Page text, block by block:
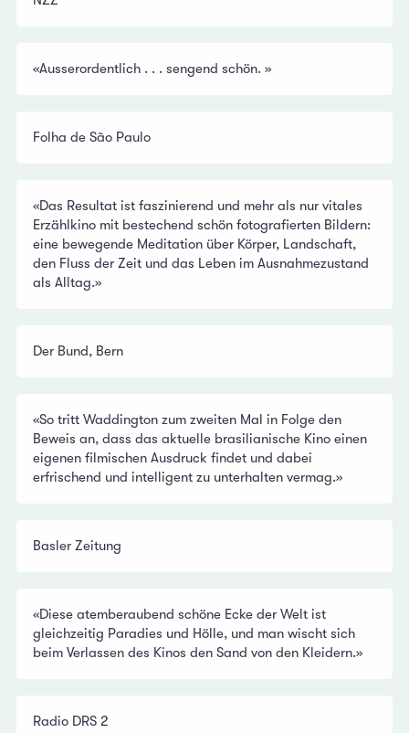
«Ausserordentlich . . . sengend schön. »
Folha de São Paulo
«Das Resultat ist faszinierend und mehr als nur vitales
Erzählkino mit bestechend schön fotografierten Bildern:
eine bewegende Meditation über Körper, Landschaft,
den Fluss der Zeit und das Leben im Ausnahmezustand
als Alltag.»
Der Bund, Bern
«So tritt Waddington zum zweiten Mal in Folge den
Beweis an, dass das aktuelle brasilianische Kino einen
eigenen filmischen Ausdruck findet und dabei
erfrischend und intelligent zu unterhalten vermag.»
Basler Zeitung
«Diese atemberaubend schöne Ecke der Welt ist
gleichzeitig Paradies und Hölle, und man wischt sich
beim Verlassen des Kinos den Sand von den Kleidern.»
Radio DRS 2